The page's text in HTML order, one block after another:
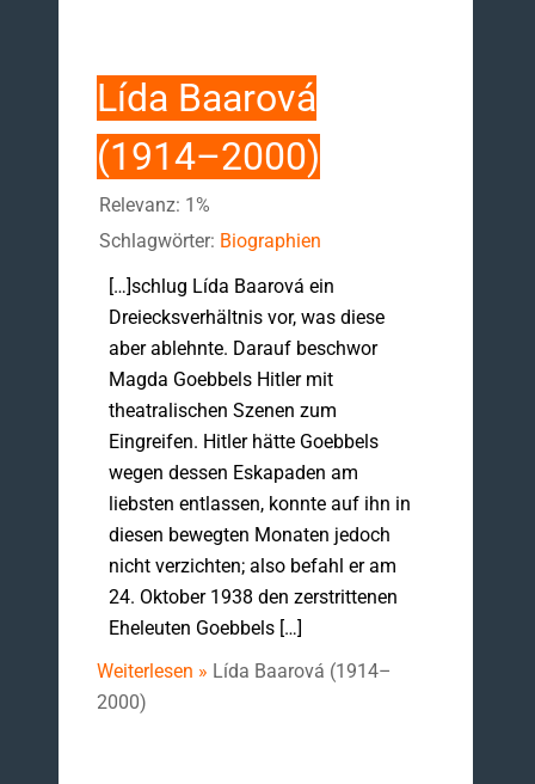
Lída Baarová
(1914–2000)
Relevanz: 1%
Schlagwörter: Biographien
[…]schlug Lída Baarová ein
Dreiecksverhältnis vor, was diese
aber ablehnte. Darauf beschwor
Magda Goebbels Hitler mit
theatralischen Szenen zum
Eingreifen. Hitler hätte Goebbels
wegen dessen Eskapaden am
liebsten entlassen, konnte auf ihn in
diesen bewegten Monaten jedoch
nicht verzichten; also befahl er am
24. Oktober 1938 den zerstrittenen
Eheleuten Goebbels […]
Weiterlesen » Lída Baarová (1914–
2000)